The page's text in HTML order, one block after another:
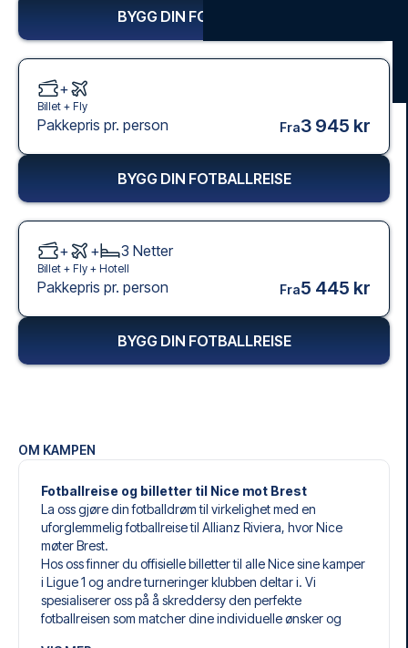
OM KAMPEN
Fotballreise og billetter til Nice mot Brest
La oss gjøre din fotballdrøm til virkelighet med en
uforglemmelig fotballreise til Allianz Riviera, hvor Nice
møter Brest.
Hos oss finner du offisielle billetter til alle Nice sine kamper
i Ligue 1 og andre turneringer klubben deltar i. Vi
spesialiserer oss på å skreddersy den perfekte
fotballreisen som matcher dine individuelle ønsker og
BYGG DIN FOTBALLREISE
+
Billet + Fly
Pakkepris pr. person Fra3 945 kr
BYGG DIN FOTBALLREISE
+ + 3 Netter
Billet + Fly + Hotell
Pakkepris pr. person Fra5 445 kr
BYGG DIN FOTBALLREISE